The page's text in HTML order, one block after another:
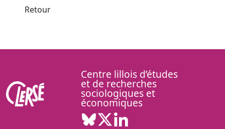
Retour
Centre lillois d’études
et de recherches
sociologiques et
économiques
Bluesky ( Nouvelle fenêtre)
X ( Nouvelle fenêtre)